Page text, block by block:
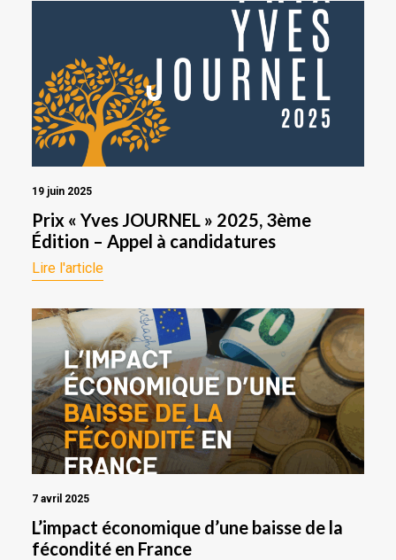
19 juin 2025
Prix « Yves JOURNEL » 2025, 3ème
Édition – Appel à candidatures
Lire l'article
7 avril 2025
L’impact économique d’une baisse de la
fécondité en France